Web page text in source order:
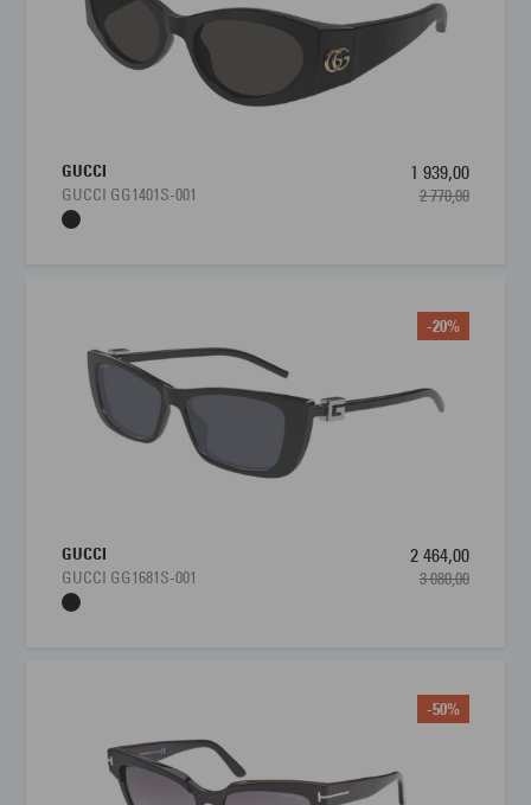
GUCCI
GUCCI GG1401S-001
1 939,00
2 770,00
-20%
GUCCI
GUCCI GG1681S-001
2 464,00
3 080,00
-50%